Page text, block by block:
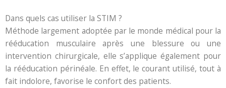
Dans quels cas utiliser la STIM ?
Méthode largement adoptée par le monde médical pour la
rééducation musculaire après une blessure ou une
intervention chirurgicale, elle s’applique également pour
la rééducation périnéale. En effet, le courant utilisé, tout à
fait indolore, favorise le confort des patients.